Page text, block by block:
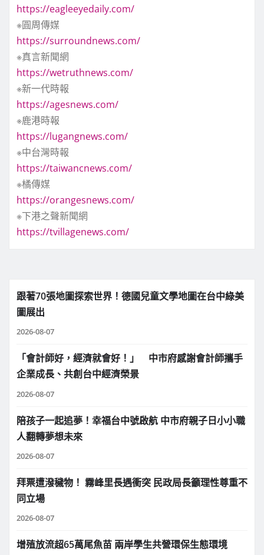
https://eagleeyedaily.com/
※圓周傳媒
https://surroundnews.com/
※真言新聞網
https://wetruthnews.com/
※新一代時報
https://agesnews.com/
※鹿港時報
https://lugangnews.com/
※中台灣時報
https://taiwancnews.com/
※橘傳媒
https://orangesnews.com/
※下港之聲新聞網
https://tvillagenews.com/
跟著70張地圖探索世界！德國兒童文學地圖在台中綠美
圖展出
2026-08-07
「會計師好，經濟就會好！」 中市府感謝會計師攜手
企業成長、共創台中經濟榮景
2026-08-07
陪孩子一起追夢！幸福台中號啟航 中市府親子日小小職
人翻轉夢想未來
2026-08-07
拜票遭潑穢物！ 霧峰里長遇衝突 民政局長籲理性尊重不
同立場
2026-08-07
增殖放流超65萬尾魚苗 兩岸學生共營環保生態環境